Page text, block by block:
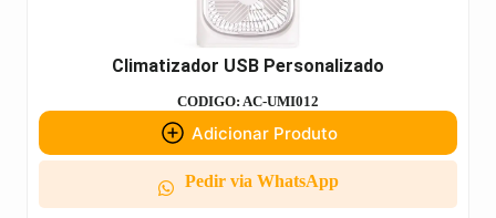
Climatizador USB Personalizado
CODIGO: AC-UMI012
Adicionar Produto
Pedir via WhatsApp